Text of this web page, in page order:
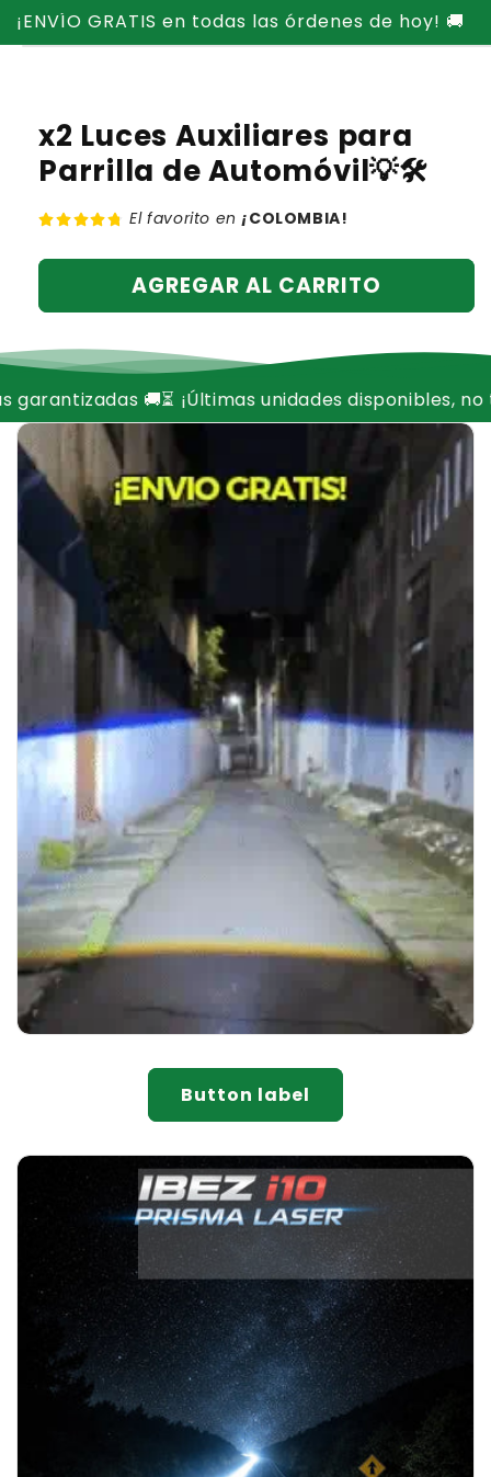
contenido
¡ENVÍO GRATIS en todas las órdenes de hoy! 🚚
x2 Luces Auxiliares para
Parrilla de Automóvil💡🛠️
El favorito en¡COLOMBIA!
AGREGAR AL CARRITO
⏳ ¡Últimas unidades disponibles, no te quedes sin
Button label